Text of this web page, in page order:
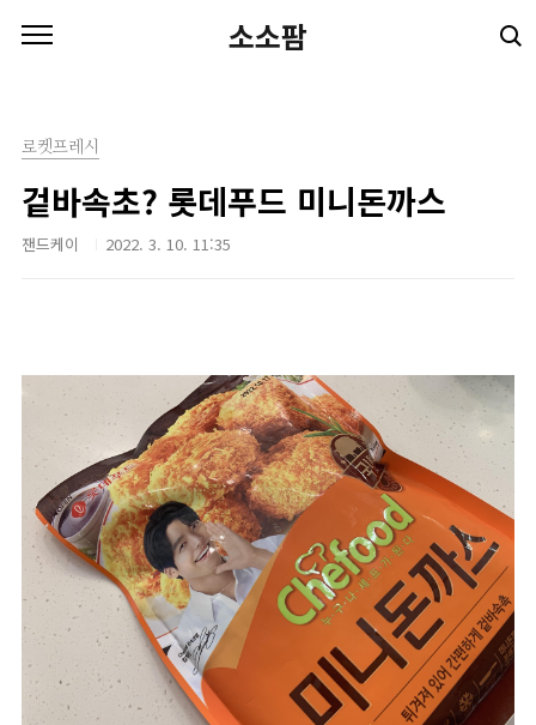
소소팜
로켓프레시
겉바속초? 롯데푸드 미니돈까스
잰드케이 2022. 3. 10. 11:35